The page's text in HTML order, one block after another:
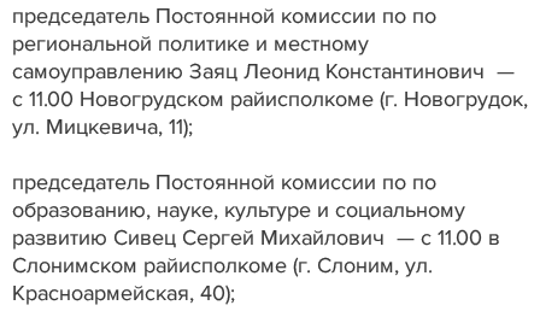
председатель Постоянной комиссии по по
региональной политике и местному
самоуправлению Заяц Леонид Константинович —
с 11.00 Новогрудском райисполкоме (г. Новогрудок,
ул. Мицкевича, 11);
председатель Постоянной комиссии по по
образованию, науке, культуре и социальному
развитию Сивец Сергей Михайлович — с 11.00 в
Слонимском райисполкоме (г. Слоним, ул.
Красноармейская, 40);